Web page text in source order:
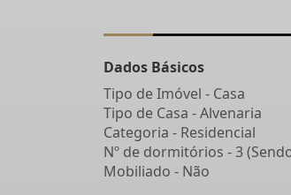
Dados Básicos
Tipo de Imóvel - Casa
Tipo de Casa - Alvenaria
Categoria - Residencial
Nº de dormitórios - 3
Mobiliado - Não